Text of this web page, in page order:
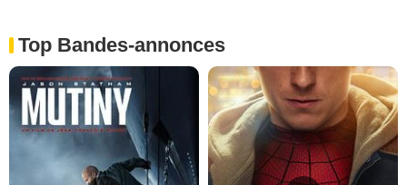
Top Bandes-annonces